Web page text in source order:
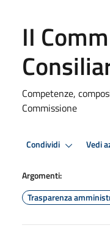
II
Competenze,
Commissione
Condividi Vedi
Argomenti:
Trasparenza